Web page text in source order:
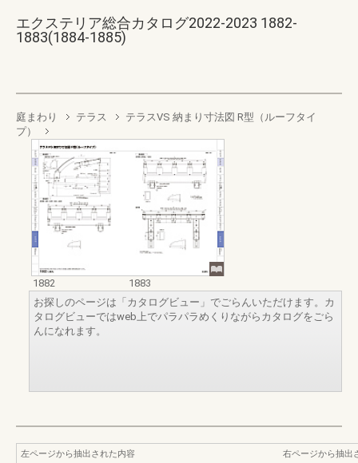
エクステリア総合カタログ2022-2023 1882-
1883(1884-1885)
庭まわり テラス
テラスVS 納まり寸法図 R型（ルーフタイ
プ）
1882
1883
お探しのページは「カタログビュー」でごらんいただけます。カ
タログビューではweb上でパラパラめくりながらカタログをごら
んになれます。
左ページから抽出された内容
右ページから抽出